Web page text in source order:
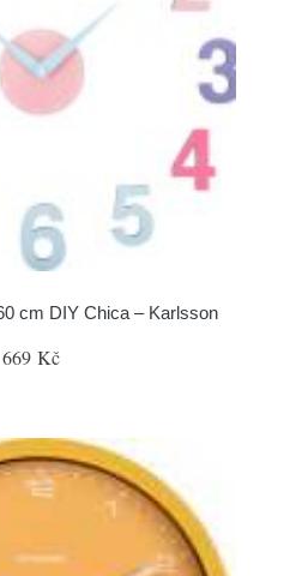
cm DIY Chica – Karlsson
669 Kč